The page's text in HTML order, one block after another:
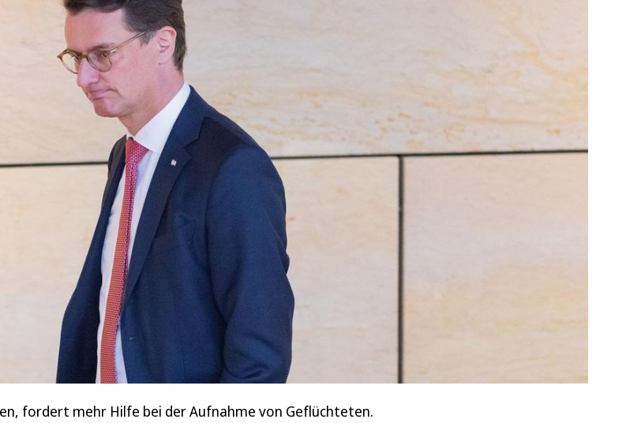
fordert mehr Hilfe bei der Aufnahme von Geflüchteten.